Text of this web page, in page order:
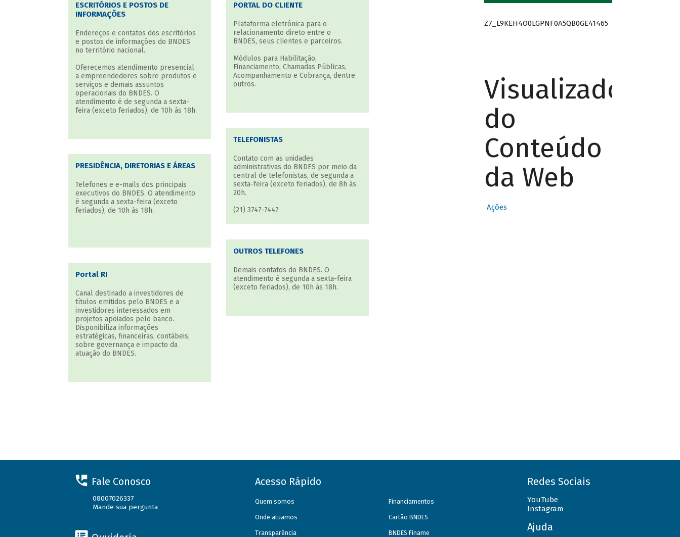
ESCRITÓRIOS E POSTOS DE
INFORMAÇÕES
Endereços e contatos dos escritórios
e postos de informações do BNDES
no território nacional.
Oferecemos atendimento presencial
a empreendedores sobre produtos e
serviços e demais assuntos
operacionais do BNDES. O
atendimento é de segunda a sexta-
feira (exceto feriados), de 10h às 18h.
PRESIDÊNCIA, DIRETORIAS E ÁREAS
Telefones e e-mails dos principais
executivos do BNDES. O atendimento
é segunda a sexta-feira (exceto
feriados), de 10h às 18h.
Portal RI
Canal destinado a investidores de
títulos emitidos pelo BNDES e a
investidores interessados em
projetos apoiados pelo banco.
Disponibiliza informações
estratégicas, financeiras, contábeis,
sobre governança e impacto da
atuação do BNDES.
PORTAL DO CLIENTE
Plataforma eletrônica para o
relacionamento direto entre o
BNDES, seus clientes e parceiros.
Módulos para Habilitação,
Financiamento, Chamadas Públicas,
Acompanhamento e Cobrança, dentre
outros.
TELEFONISTAS
Contato com as unidades
administrativas do BNDES por meio da
central de telefonistas, de segunda a
sexta-feira (exceto feriados), de 8h às
20h.
(21) 3747-7447
OUTROS TELEFONES
Demais contatos do BNDES. O
atendimento é segunda a sexta-feira
(exceto feriados), de 10h às 18h.
Z7_L9KEH4O0LGPNF0A5QB0GE41465
Visualizador
do
Conteúdo
da Web
Ações
Fale Conosco
08007026337
Mande sua pergunta
Acesso Rápido
Quem somos
Onde atuamos
Transparência
Financiamentos
Cartão BNDES
BNDES Finame
Redes Sociais
YouTube
Instagram
Ajuda